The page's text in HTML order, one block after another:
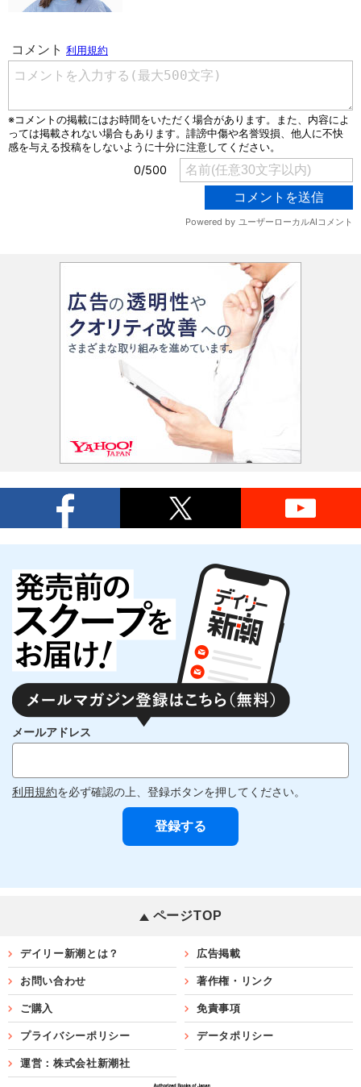
メールアドレス
利用規約を必ず確認の上、登録ボタンを押してください。
ページTOP
デイリー新潮とは？ 広告掲載
お問い合わせ 著作権・リンク
ご購入 免責事項
プライバシーポリシー データポリシー
運営：株式会社新潮社